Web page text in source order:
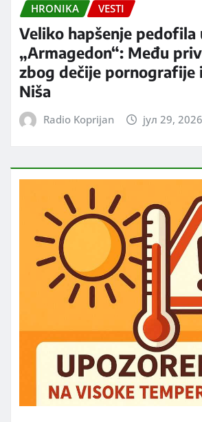
HRONIKA VESTI
Veliko hapšenje pedofila
„Armagedon“: Među
zbog dečije pornografije
Niša
Radio Koprijan јул 29, 2026